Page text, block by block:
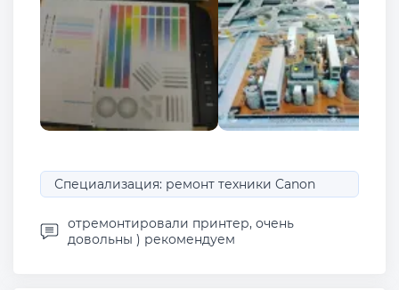
Специализация: ремонт техники Canon
отремонтировали принтер, очень
довольны ) рекомендуем